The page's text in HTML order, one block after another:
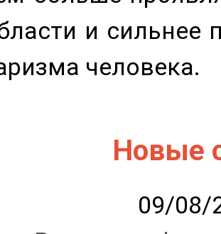
и сильнее
человека.
Новые
09/08/